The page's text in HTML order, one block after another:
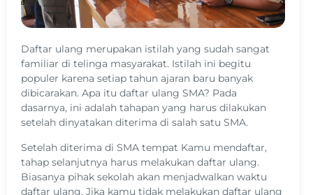
Daftar ulang merupakan istilah yang sudah sangat
familiar di telinga masyarakat. Istilah ini begitu
populer karena setiap tahun ajaran baru banyak
dibicarakan. Apa itu daftar ulang SMA? Pada
dasarnya, ini adalah tahapan yang harus dilakukan
setelah dinyatakan diterima di salah satu SMA.
Setelah diterima di SMA tempat Kamu mendaftar,
tahap selanjutnya harus melakukan daftar ulang.
Biasanya pihak sekolah akan menjadwalkan waktu
daftar ulang. Jika kamu tidak melakukan daftar ulang